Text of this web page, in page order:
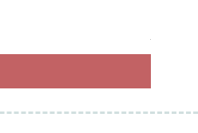
26,00
2
,
0